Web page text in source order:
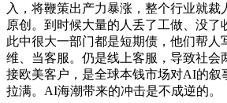
入，将鞭策出产力暴涨，整个行业就裁
原创。到时候大量的人丢了工做、没了
此中很大一部门都是短期债，他们帮人
维、当客服。仍是线上客服，导致社会
接欧美客户，是全球本钱市场对AI的叙
拉满。AI海潮带来的冲击是不成逆的。